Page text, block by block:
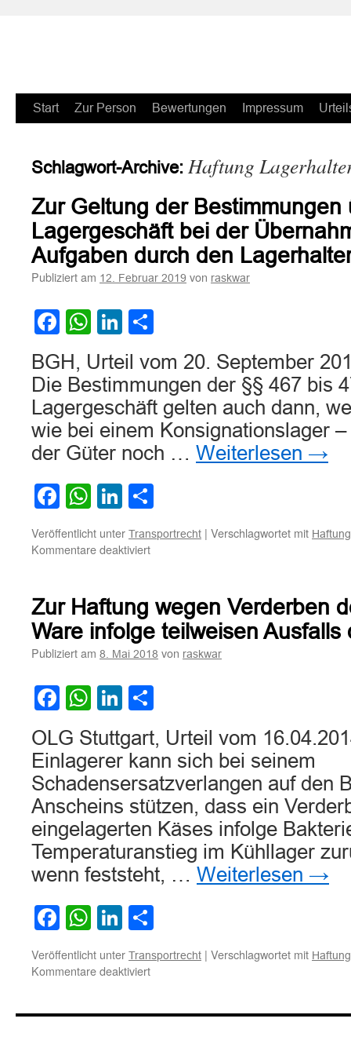
Zum
springen
Start Zur Person Bewertungen Impressum
Schlagwort-Archive: Haftung
Zur Geltung der Bestimmungen
Lagergeschäft bei der
Aufgaben durch den
Publiziert am 12. Februar 2019 von raskwar
Facebook
WhatsApp
LinkedIn
BGH, Urteil vom 20. September
Die Bestimmungen der §§ 467 bis
Lagergeschäft gelten auch dann,
wie bei einem Konsignationslager
der Güter noch … Weiterlesen →
Facebook
WhatsApp
LinkedIn
Veröffentlicht unter Transportrecht | Verschlagwortet mit
Kommentare deaktiviertfür
Bestimmungen
über
das
Lagergeschäft
der
Übernahme
Aufgaben
durch
den
Lagerhalter
Zur Haftung wegen Verderben
Ware infolge teilweisen Ausfalls
Publiziert am 8. Mai 2018 von raskwar
Facebook
WhatsApp
LinkedIn
OLG Stuttgart, Urteil vom
Einlagerer kann sich bei seinem
Schadensersatzverlangen auf den
Anscheins stützen, dass ein
eingelagerten Käses infolge
Temperaturanstieg im Kühllager
wenn feststeht, … Weiterlesen →
Facebook
WhatsApp
LinkedIn
Veröffentlicht unter Transportrecht | Verschlagwortet mit
Kommentare deaktiviertfür
wegen